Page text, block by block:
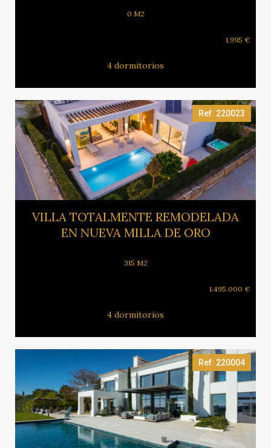
0 M2
1.995 €
4 dormitorios
Ref: 220023
Ver más
VILLA TOTALMENTE REMODELADA
EN NUEVA MILLA DE ORO
315 M2
1.495.000 €
4 dormitorios
Ref: 220004